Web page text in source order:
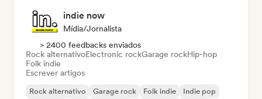
indie now
Mídia/Jornalista
> 2400 feedbacks enviados
Rock alternativoElectronic rockGarage rockHip-hop
Folk indie
Escrever artigos
Rock alternativo Garage rock Folk indie
Indie pop